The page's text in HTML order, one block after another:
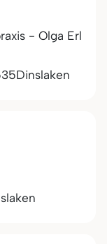
- Olga Erl
Dinslaken